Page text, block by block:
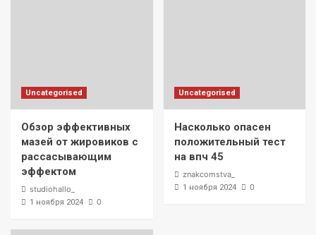
Uncategorised
Обзор эффективных
мазей от жировиков с
рассасывающим
эффектом
studiohallo_
1 ноября 2024 0
Uncategorised
Насколько опасен
положительный тест
на впч 45
znakcomstva_
1 ноября 2024 0